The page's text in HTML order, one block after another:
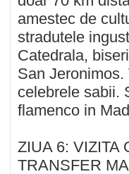
amestec de
stradutele
Catedrala,
San
celebrele sabii.
flamenco in
ZIUA 6: VIZITA
TRANSFER